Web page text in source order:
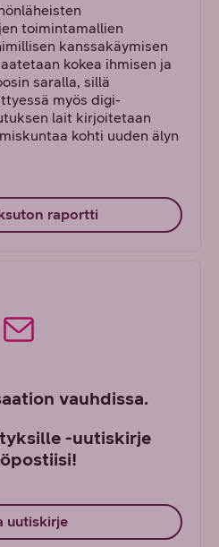
toimintamallien
kanssakäymisen
kokea ihmisen ja
saralla, sillä
myös digi-
lait kirjoitetaan
kohti uuden älyn
raportti
vauhdissa.
-uutiskirje
uutiskirje